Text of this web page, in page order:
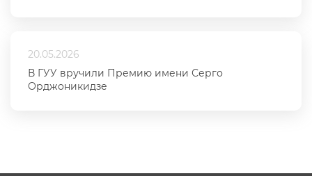
20.05.2026
В ГУУ вручили Премию имени Серго
Орджоникидзе